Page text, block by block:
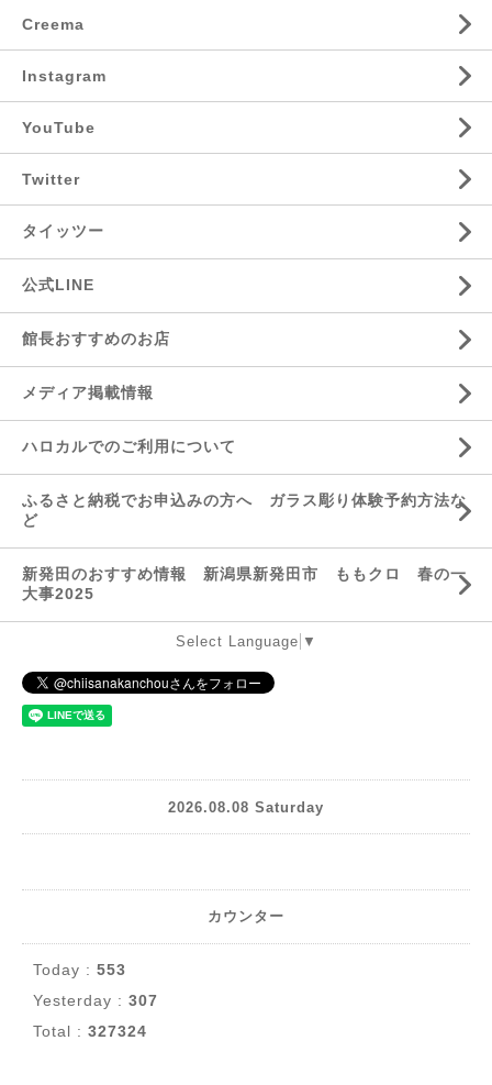
Creema
Instagram
YouTube
Twitter
タイッツー
公式LINE
館長おすすめのお店
メディア掲載情報
ハロカルでのご利用について
ふるさと納税でお申込みの方へ ガラス彫り体験予約方法な
ど
新発田のおすすめ情報 新潟県新発田市 ももクロ 春の一
大事2025
Select Language ▼
2026.08.08 Saturday
カウンター
Today : 553
Yesterday : 307
Total : 327324